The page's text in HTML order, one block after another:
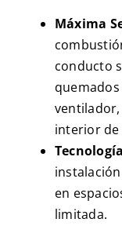
Máxima
conducto
interior de
en
limitada.